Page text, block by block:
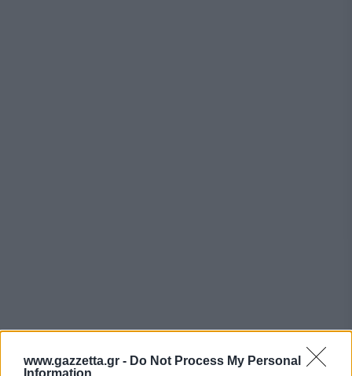
www.gazzetta.gr - Do Not Process My Personal
Information
Όσον αφορά τις διαστάσεις των μονοθεσίων,